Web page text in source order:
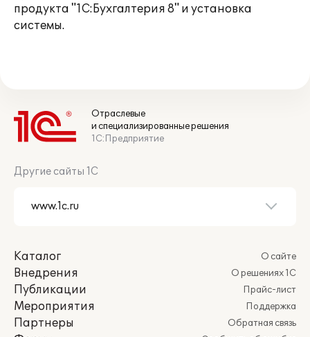
продукта "1С:Бухгалтерия 8" и установка
системы.
Отраслевые
и специализированные решения
1С:Предприятие
Другие сайты 1С
Каталог
Внедрения
Публикации
Мероприятия
Партнеры
О сайте
О решениях 1С
Прайс-лист
Поддержка
Обратная связь